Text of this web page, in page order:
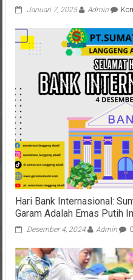
Januari 7, 2025 Admin
Hari Bank Internasional:
Garam Adalah Emas Putih
Desember 4, 2024 Admin 0